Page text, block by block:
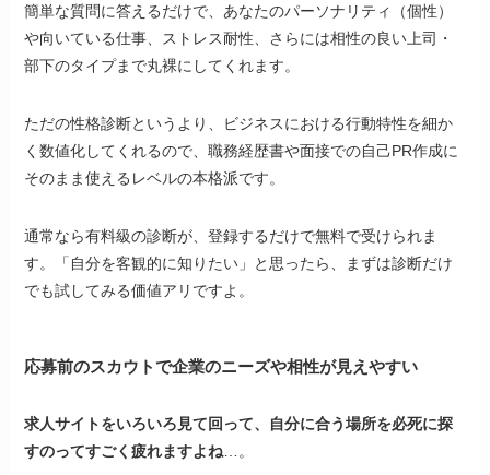
簡単な質問に答えるだけで、あなたのパーソナリティ（個性）
や向いている仕事、ストレス耐性、さらには相性の良い上司・
部下のタイプまで丸裸にしてくれます。
ただの性格診断というより、ビジネスにおける行動特性を細か
く数値化してくれるので、職務経歴書や面接での自己PR作成に
そのまま使えるレベルの本格派です。
通常なら有料級の診断が、登録するだけで無料で受けられま
す。「自分を客観的に知りたい」と思ったら、まずは診断だけ
でも試してみる価値アリですよ。
応募前のスカウトで企業のニーズや相性が見えやすい
求人サイトをいろいろ見て回って、自分に合う場所を必死に探
すのってすごく疲れますよね…。